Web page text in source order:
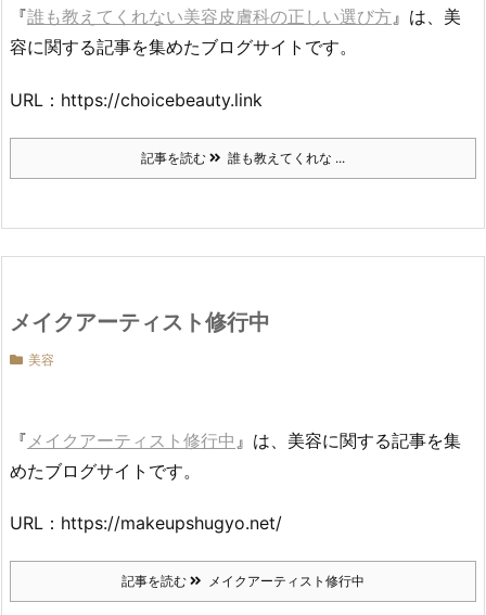
『誰も教えてくれない美容皮膚科の正しい選び方』は、美
容に関する記事を集めたブログサイトです。
URL：https://choicebeauty.link
記事を読む 誰も教えてくれな ...
メイクアーティスト修行中
美容
『 メイクアーティスト修行中 』は、美容に関する記事を集
めたブログサイトです。
URL：https://makeupshugyo.net/
記事を読む メイクアーティスト修行中